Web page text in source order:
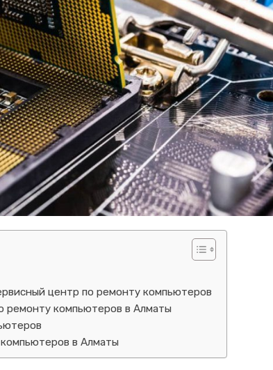
центр по ремонту компьютеров
ремонту компьютеров в Алматы
в Алматы